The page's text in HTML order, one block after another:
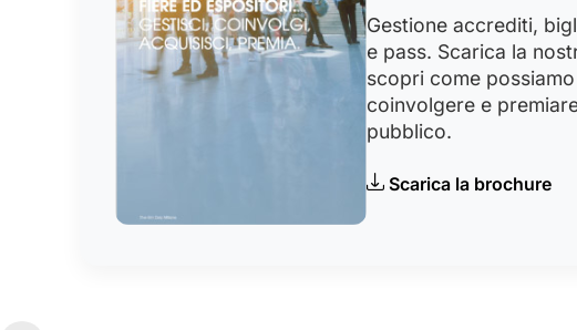
Gestione accrediti,
e pass. Scarica la
scopri come
coinvolgere e
pubblico.
Scarica la brochure